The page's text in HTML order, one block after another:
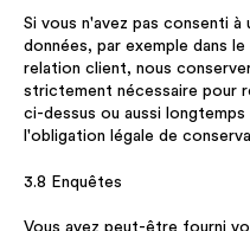
Si vous n'avez pas consenti
données, par exemple dans
relation client, nous
strictement nécessaire pour
ci-dessus ou aussi
l'obligation légale de
3.8 Enquêtes
Vous avez peut-être fourni